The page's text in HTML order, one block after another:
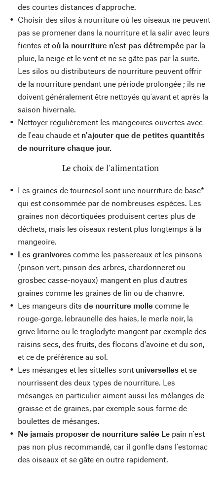
des courtes distances d'approche.
Choisir des silos à nourriture où les oiseaux ne peuvent
pas se promener dans la nourriture et la salir avec leurs
fientes et où la nourriture n'est pas détrempée par la
pluie, la neige et le vent et ne se gâte pas par la suite.
Les silos ou distributeurs de nourriture peuvent offrir
de la nourriture pendant une période prolongée ; ils ne
doivent généralement être nettoyés qu'avant et après la
saison hivernale.
Nettoyer régulièrement les mangeoires ouvertes avec
de l'eau chaude et n'ajouter que de petites quantités
de nourriture chaque jour.
Le choix de l'alimentation
Les graines de tournesol sont une nourriture de base*
qui est consommée par de nombreuses espèces. Les
graines non décortiquées produisent certes plus de
déchets, mais les oiseaux restent plus longtemps à la
mangeoire.
Les granivores comme les passereaux et les pinsons
(pinson vert, pinson des arbres, chardonneret ou
grosbec casse-noyaux) mangent en plus d'autres
graines comme les graines de lin ou de chanvre.
Les mangeurs dits de nourriture molle comme le
rouge-gorge, lebraunelle des haies, le merle noir, la
grive litorne ou le troglodyte mangent par exemple des
raisins secs, des fruits, des flocons d'avoine et du son,
et ce de préférence au sol.
Les mésanges et les sittelles sont universelles et se
nourrissent des deux types de nourriture. Les
mésanges en particulier aiment aussi les mélanges de
graisse et de graines, par exemple sous forme de
boulettes de mésanges.
Ne jamais proposer de nourriture salée Le pain n'est
pas non plus recommandé, car il gonfle dans l'estomac
des oiseaux et se gâte en outre rapidement.